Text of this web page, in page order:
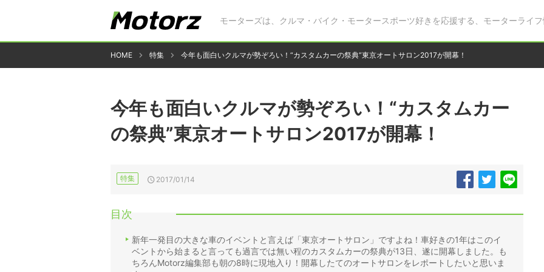
モーターズは、クルマ・バイク・モータースポーツ好きを応援する、モーターライフ
HOME 特集 今年も面白いクルマが勢ぞろい！“カスタムカーの祭典”東京オートサロン2017が開幕！
今年も面白いクルマが勢ぞろい！“カスタムカー
の祭典”東京オートサロン2017が開幕！
特集 2017/01/14
目次
新年一発目の大きな車のイベントと言えば「東京オートサロン」ですよね！車好きの1年はこのイ
ベントから始まると言っても過言では無い程のカスタムカーの祭典が13日、遂に開幕しました。も
ちろんMotorz編集部も朝の8時に現地入り！開幕したてのオートサロンをレポートしたいと思いま